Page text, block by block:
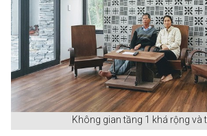
Không gian tầng 1 khá rộng và